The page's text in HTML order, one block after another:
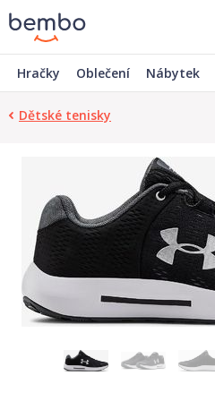
Hračky Oblečení Nábytek
Dětské tenisky